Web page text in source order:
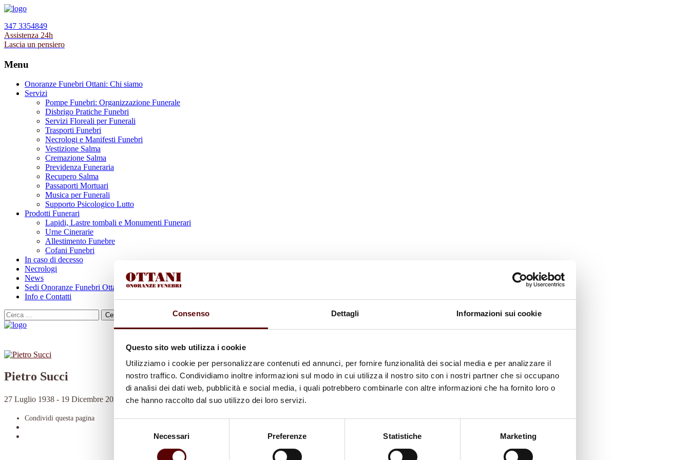
Consenso Dettagli Informazioni sui cookie
Questo sito web utilizza i cookie
Utilizziamo i cookie per personalizzare contenuti ed annunci, per fornire funzionalità dei social media e per analizzare il
nostro traffico. Condividiamo inoltre informazioni sul modo in cui utilizza il nostro sito con i nostri partner che si occupano
di analisi dei dati web, pubblicità e social media, i quali potrebbero combinarle con altre informazioni che ha fornito loro o
che hanno raccolto dal suo utilizzo dei loro servizi.
Necessari Preferenze Statistiche Marketing
347 3354849
Assistenza 24h
Lascia un pensiero
Menu
Onoranze Funebri Ottani: Chi siamo
Servizi
Pompe Funebri: Organizzazione Funerale
Disbrigo Pratiche Funebri
Servizi Floreali per Funerali
Trasporti Funebri
Necrologi e Manifesti Funebri
Vestizione Salma
Cremazione Salma
Previdenza Funeraria
Recupero Salma
Passaporti Mortuari
Musica per Funerali
Supporto Psicologico Lutto
Prodotti Funerari
Lapidi, Lastre tombali e Monumenti Funerari
Urne Cinerarie
Allestimento Funebre
Cofani Funebri
In caso di decesso
Necrologi
News
Sedi Onoranze Funebri Ottani
Info e Contatti
Cerca
per:
Pietro Succi
27 Luglio 1938 - 19 Dicembre 2022
Condividi questa pagina